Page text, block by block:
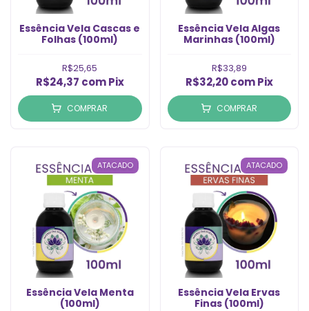
Essência Vela Cascas e
Folhas (100ml)
R$25,65
R$24,37 com Pix
COMPRAR
Essência Vela Algas
Marinhas (100ml)
R$33,89
R$32,20com Pix
COMPRAR
ATACADO
Essência Vela Menta
(100ml)
ATACADO
Essência Vela Ervas
Finas (100ml)